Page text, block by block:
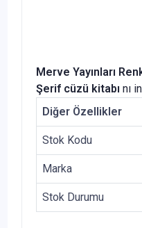
Merve Yayınları
Şerif cüzü kitabı nı
Diğer Özellikler
Stok Kodu
Marka
Stok Durumu